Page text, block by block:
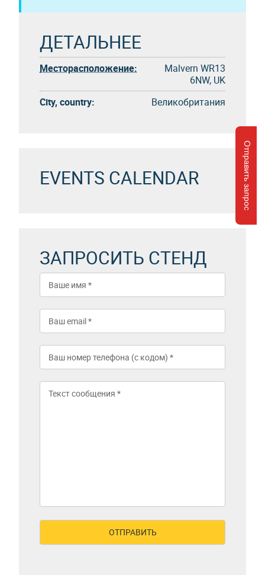
Отправить запрос
ДЕТАЛЬНЕЕ
Месторасположение:
Malvern WR13
6NW, UK
City, country:
Великобритания
EVENTS CALENDAR
ЗАПРОСИТЬ СТЕНД